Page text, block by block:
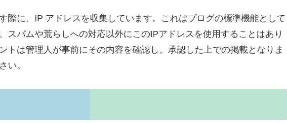
際に、IP アドレスを収集しています。これはブログの標準機能として
スパムや荒らしへの対応以外にこのIPアドレスを使用することはあり
トは管理人が事前にその内容を確認し、承認した上での掲載となりま
い。